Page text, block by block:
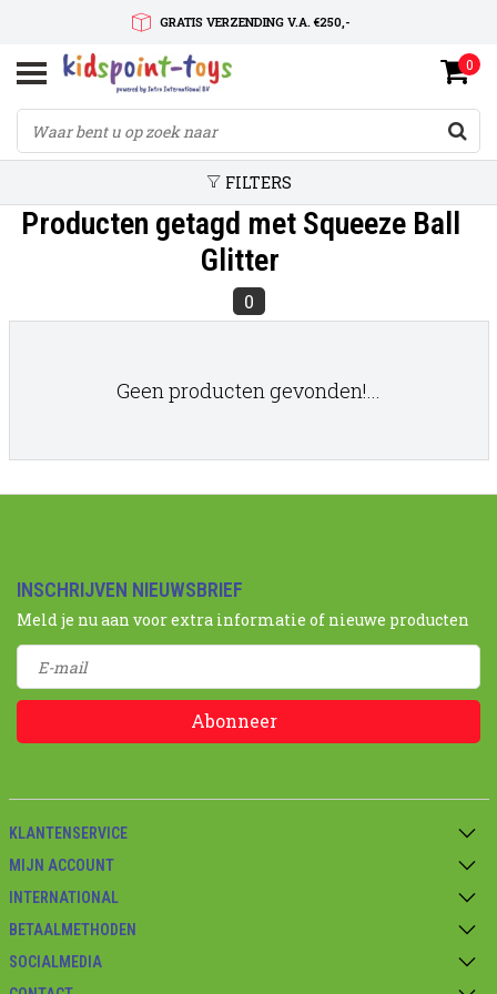
GRATIS VERZENDING V.A. €250,-
SNELLE LEVERTIJD
SERVICE OP MAAT
0
FILTERS
Producten getagd met Squeeze Ball
Glitter
0
Geen producten gevonden!...
INSCHRIJVEN NIEUWSBRIEF
Meld je nu aan voor extra informatie of nieuwe producten
Abonneer
KLANTENSERVICE
MIJN ACCOUNT
INTERNATIONAL
BETAALMETHODEN
SOCIALMEDIA